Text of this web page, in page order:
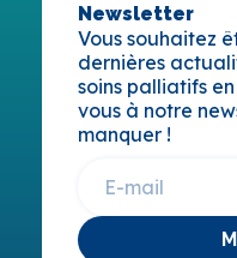
Newsletter
Vous souhaitez
dernières
soins palliatifs
vous à notre
manquer !